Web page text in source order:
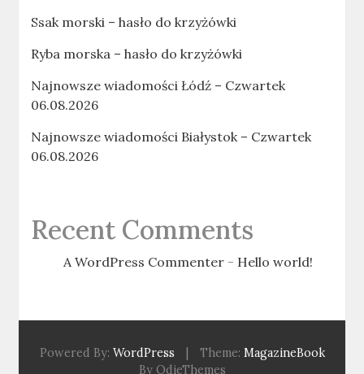
Ssak morski – hasło do krzyżówki
Ryba morska – hasło do krzyżówki
Najnowsze wiadomości Łódź – Czwartek
06.08.2026
Najnowsze wiadomości Białystok – Czwartek
06.08.2026
Recent Comments
A WordPress Commenter - Hello world!
Powered By: WordPress Theme: MagazineBook
By OdieThemes